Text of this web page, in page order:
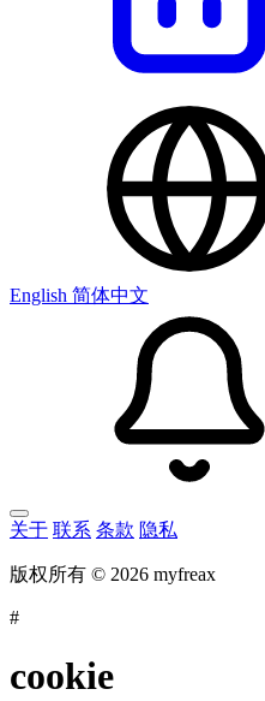
English 简体中文
关于 联系 条款 隐私
版权所有 © 2026 myfreax
#
cookie